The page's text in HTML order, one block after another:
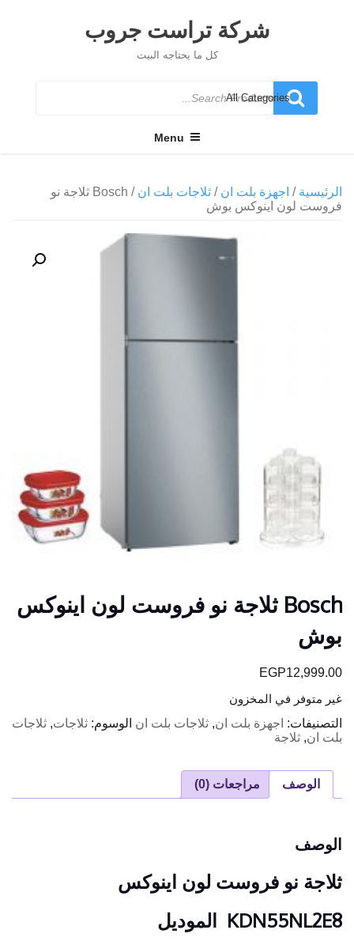
شركة تراست جروب
كل ما يحتاجه البيت
Search
for
Menu
الرئيسية / اجهزة بلت ان / ثلاجات بلت ان
/ Bosch ثلاجة نو
فروست لون اينوكس بوش
Bosch ثلاجة نو فروست لون اينوكس
بوش
EGP12,999.00
غير متوفر في المخزون
التصنيفات: اجهزة بلت ان, ثلاجات بلت ان الوسوم: ثلاجات, ثلاجات
بلت ان, ثلاجة
الوصف مراجعات (0)
الوصف
ثلاجة نو فروست لون اينوكس
KDN55NL2E8 الموديل